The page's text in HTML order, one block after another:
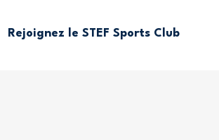
Rejoignez le STEF Sports Club